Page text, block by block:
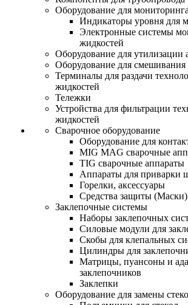
Оборудование для
Индикаторы уровня для
Электронные системы
жидкостей
Оборудование для утилизации
Оборудование для смешивания
Терминалы для раздачи
жидкостей
Тележки
Устройства для фильтрации
жидкостей
Сварочное оборудование
Оборудование для
MIG MAG сварочные
TIG сварочные аппараты
Аппараты для приварки
Горелки, аксессуары
Средства защиты (Маски)
Заклепочные системы
Наборы заклепочных
Силовые модули для
Скобы для клепальных
Цилиндры для
Матрицы, пуансоны и
заклепочников
Заклепки
Оборудование для замены